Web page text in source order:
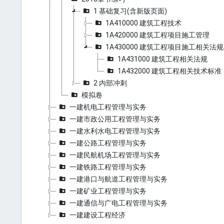
1 基础复习(含新版页面)
1A410000 建筑工程技术
1A420000 建筑工程项目施工管理
1A430000 建筑工程项目施工相关法
1A431000 建筑工程相关法规
1A432000 建筑工程相关技术标准
2 内部冲刺
模拟卷
一建机电工程管理与实务
一建市政公用工程管理与实务
一建水利水电工程管理与实务
一建公路工程管理与实务
一建民航机场工程管理与实务
一建铁路工程管理与实务
一建港口与航道工程管理与实务
一建矿业工程管理与实务
一建通信与广电工程管理与实务
一建建设工程经济